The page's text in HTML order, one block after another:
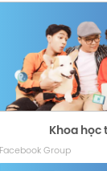
Khoa học
Facebook Group